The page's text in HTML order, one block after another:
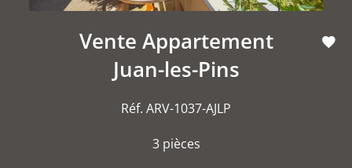
Vente Appartement
Juan-les-Pins
Réf. ARV-1037-AJLP
3 pièces